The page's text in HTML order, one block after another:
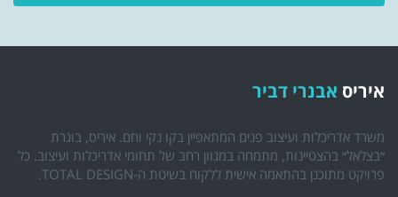
איריס אבנרי דביר
משרד אדריכלות ועיצוב פנים המתאפיין בקו נקי וחם. איריס, בוגרת
״בצלאל״ בהצטיינות, מתמחה במגוון רחב של תחומי אדריכלות ועיצוב. כל
פרויקט מתוכנן בהתאמה אישית ללקוח בשיטת ה-TOTAL DESIGN.